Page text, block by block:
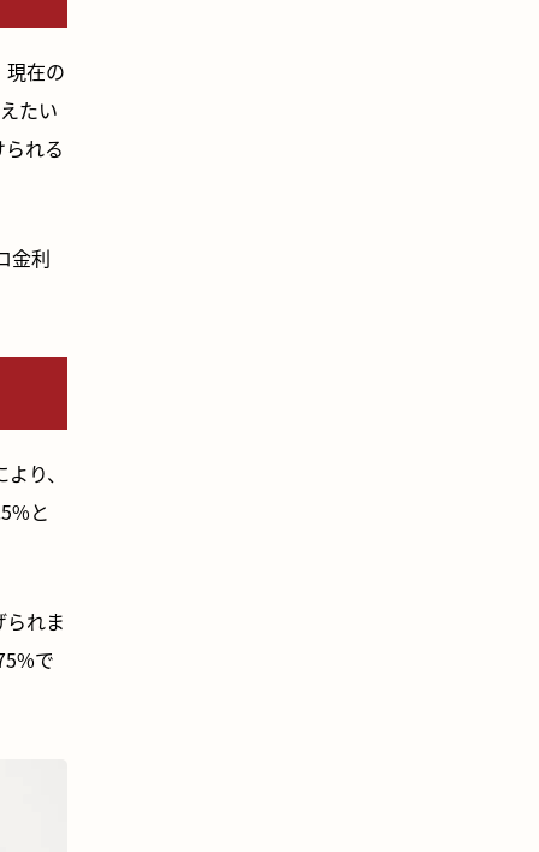
現在の
たい
れる
金利
り、
と
れま
で